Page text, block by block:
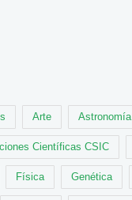
Arte Astronomía
Científicas CSIC
Física Genética